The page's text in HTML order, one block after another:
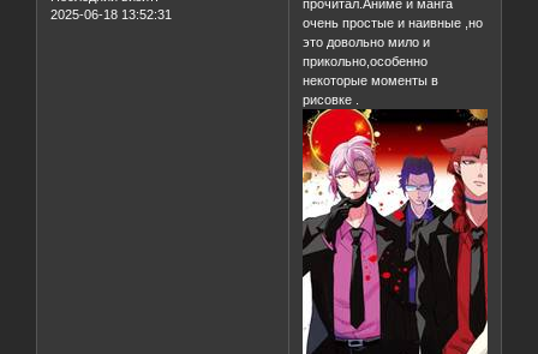
2025-06-18 13:52:31
прочитал.Аниме и манга
очень простые и наивные ,но
это довольно мило и
прикольно,особенно
некоторые моменты в
рисовке .